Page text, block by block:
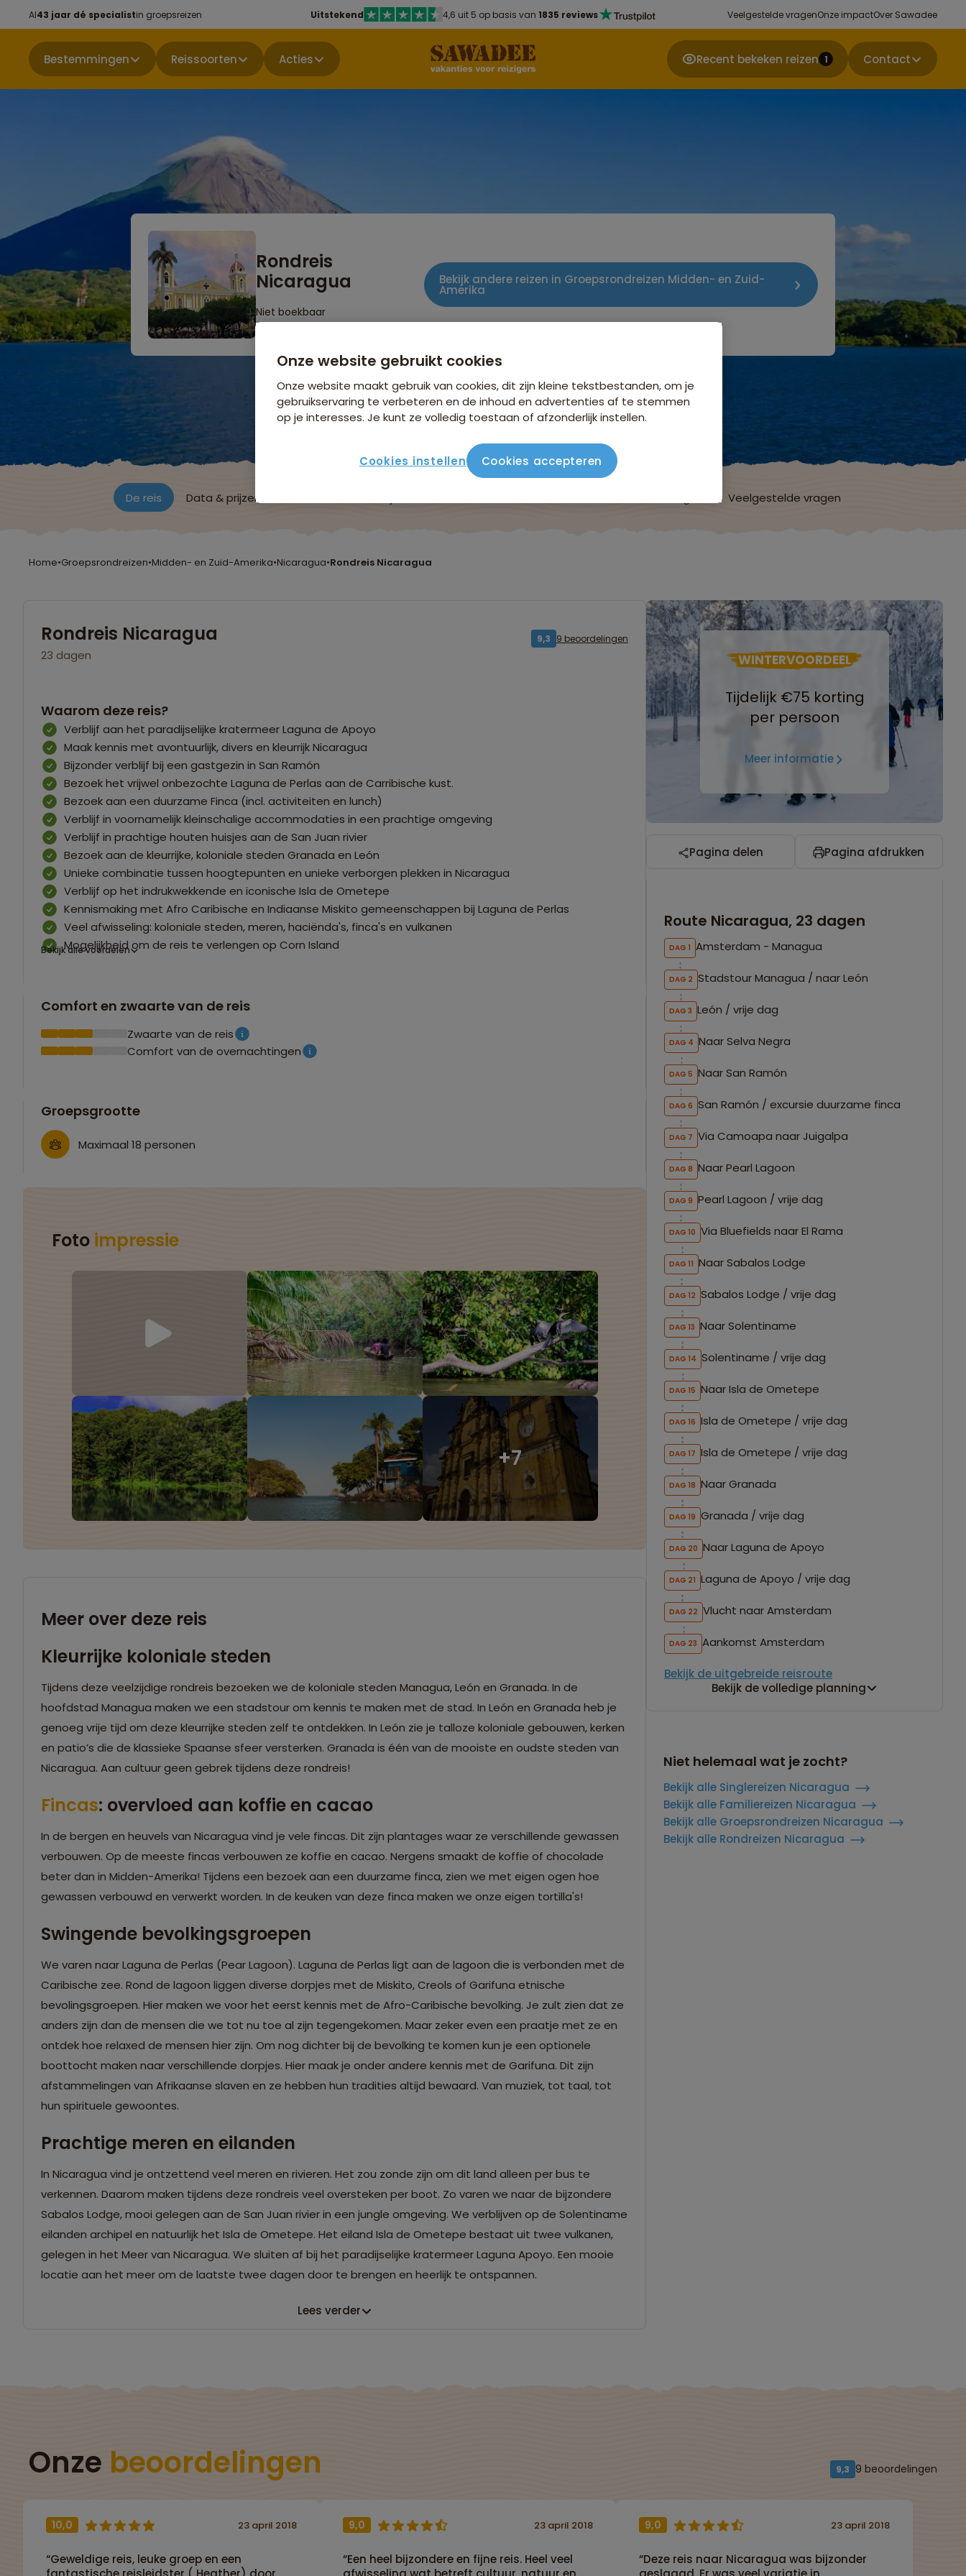
Al43 jaar dé specialistin groepsreizen Uitstekend 4,6 uit 5 op basis van 1835 reviews Veelgestelde vragenOnze impactOver Sawadee
Bestemmingen Reissoorten Acties Recent bekeken reizen 1 Contact
Rondreis
Nicaragua
Niet boekbaar
Bekijk andere reizen in Groepsrondreizen Midden- en Zuid-
Amerika
De reis Data & prijzen Veelgestelde vragen
Home•Groepsrondreizen•Midden- en Zuid-Amerika•Nicaragua•Rondreis Nicaragua
Rondreis Nicaragua
23 dagen
9,3 9 beoordelingen
Waarom deze reis?
Verblijf aan het paradijselijke kratermeer Laguna de Apoyo
Maak kennis met avontuurlijk, divers en kleurrijk Nicaragua
Bijzonder verblijf bij een gastgezin in San Ramón
Bezoek het vrijwel onbezochte Laguna de Perlas aan de Carribische kust.
Bezoek aan een duurzame Finca (incl. activiteiten en lunch)
Verblijf in voornamelijk kleinschalige accommodaties in een prachtige omgeving
Verblijf in prachtige houten huisjes aan de San Juan rivier
Bezoek aan de kleurrijke, koloniale steden Granada en León
Unieke combinatie tussen hoogtepunten en unieke verborgen plekken in Nicaragua
Verblijf op het indrukwekkende en iconische Isla de Ometepe
Kennismaking met Afro Caribische en Indiaanse Miskito gemeenschappen bij Laguna de Perlas
Veel afwisseling: koloniale steden, meren, haciënda's, finca's en vulkanen
Mogelijkheid om de reis te verlengen op Corn Island
Bekijk alle voordelen
Comfort en zwaarte van de reis
Zwaarte van de reis
Comfort van de overnachtingen
Groepsgrootte
Maximaal 18 personen
Foto impressie
Meer over deze reis
Kleurrijke koloniale steden
Tijdens deze veelzijdige rondreis bezoeken we de koloniale steden Managua, León en Granada. In de
hoofdstad Managua maken we een stadstour om kennis te maken met de stad. In León en Granada heb je
genoeg vrije tijd om deze kleurrijke steden zelf te ontdekken. In León zie je talloze koloniale gebouwen, kerken
en patio’s die de klassieke Spaanse sfeer versterken. Granada is één van de mooiste en oudste steden van
Nicaragua. Aan cultuur geen gebrek tijdens deze rondreis!
Fincas: overvloed aan koffie en cacao
In de bergen en heuvels van Nicaragua vind je vele fincas. Dit zijn plantages waar ze verschillende gewassen
verbouwen. Op de meeste fincas verbouwen ze koffie en cacao. Nergens smaakt de koffie of chocolade
beter dan in Midden-Amerika! Tijdens een bezoek aan een duurzame finca, zien we met eigen ogen hoe
gewassen verbouwd en verwerkt worden. In de keuken van deze finca maken we onze eigen tortilla's!
Swingende bevolkingsgroepen
We varen naar Laguna de Perlas (Pear Lagoon). Laguna de Perlas ligt aan de lagoon die is verbonden met de
Caribische zee. Rond de lagoon liggen diverse dorpjes met de Miskito, Creols of Garifuna etnische
bevolingsgroepen. Hier maken we voor het eerst kennis met de Afro-Caribische bevolking. Je zult zien dat ze
anders zijn dan de mensen die we tot nu toe al zijn tegengekomen. Maar zeker even een praatje met ze en
ontdek hoe relaxed de mensen hier zijn. Om nog dichter bij de bevolking te komen kun je een optionele
boottocht maken naar verschillende dorpjes. Hier maak je onder andere kennis met de Garifuna. Dit zijn
afstammelingen van Afrikaanse slaven en ze hebben hun tradities altijd bewaard. Van muziek, tot taal, tot
hun spirituele gewoontes.
Prachtige meren en eilanden
In Nicaragua vind je ontzettend veel meren en rivieren. Het zou zonde zijn om dit land alleen per bus te
verkennen. Daarom maken tijdens deze rondreis veel oversteken per boot. Zo varen we naar de bijzondere
Sabalos Lodge, mooi gelegen aan de San Juan rivier in een jungle omgeving. We verblijven op de Solentiname
eilanden archipel en natuurlijk het Isla de Ometepe. Het eiland Isla de Ometepe bestaat uit twee vulkanen,
gelegen in het Meer van Nicaragua. We sluiten af bij het paradijselijke kratermeer Laguna Apoyo. Een mooie
locatie aan het meer om de laatste twee dagen door te brengen en heerlijk te ontspannen.
Lees verder
WINTERVOORDEEL
Tijdelijk €75 korting
per persoon
Meer informatie
Pagina delen Pagina afdrukken
Route Nicaragua, 23 dagen
DAG 1 Amsterdam - Managua
DAG 2 Stadstour Managua / naar León
DAG 3 León / vrije dag
DAG 4 Naar Selva Negra
DAG 5 Naar San Ramón
DAG 6 San Ramón / excursie duurzame finca
DAG 7 Via Camoapa naar Juigalpa
DAG 8 Naar Pearl Lagoon
DAG 9 Pearl Lagoon / vrije dag
DAG 10 Via Bluefields naar El Rama
DAG 11 Naar Sabalos Lodge
DAG 12 Sabalos Lodge / vrije dag
DAG 13 Naar Solentiname
DAG 14 Solentiname / vrije dag
DAG 15 Naar Isla de Ometepe
DAG 16 Isla de Ometepe / vrije dag
DAG 17 Isla de Ometepe / vrije dag
DAG 18 Naar Granada
DAG 19 Granada / vrije dag
DAG 20 Naar Laguna de Apoyo
DAG 21 Laguna de Apoyo / vrije dag
DAG 22 Vlucht naar Amsterdam
DAG 23 Aankomst Amsterdam
Bekijk de uitgebreide reisroute
Bekijk de volledige planning
Niet helemaal wat je zocht?
Bekijk alle Singlereizen Nicaragua
Bekijk alle Familiereizen Nicaragua
Bekijk alle Groepsrondreizen Nicaragua
Bekijk alle Rondreizen Nicaragua
Onze beoordelingen 9,3 9 beoordelingen
10,0
“Geweldige reis, leuke groep en een
23 april 2018 9,0
“Een heel bijzondere en fijne reis. Heel veel
23 april 2018 9,0
“Deze reis naar Nicaragua was bijzonder
23 april 2018
Onze website gebruikt cookies
Onze website maakt gebruik van cookies, dit zijn kleine tekstbestanden, om je
gebruikservaring te verbeteren en de inhoud en advertenties af te stemmen
op je interesses. Je kunt ze volledig toestaan of afzonderlijk instellen.
Cookies instellen Cookies accepteren